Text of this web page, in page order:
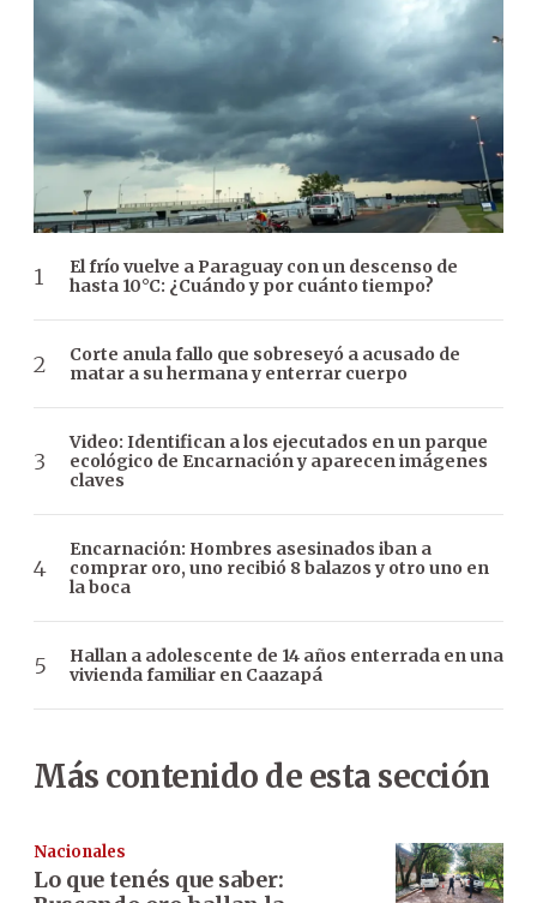
El frío vuelve a Paraguay con un descenso de
hasta 10°C: ¿Cuándo y por cuánto tiempo?
Corte anula fallo que sobreseyó a acusado de
matar a su hermana y enterrar cuerpo
Video: Identifican a los ejecutados en un parque
ecológico de Encarnación y aparecen imágenes
claves
Encarnación: Hombres asesinados iban a
comprar oro, uno recibió 8 balazos y otro uno en
la boca
Hallan a adolescente de 14 años enterrada en una
vivienda familiar en Caazapá
Más contenido de esta sección
Nacionales
Lo que tenés que saber: